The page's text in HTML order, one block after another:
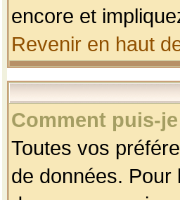
encore et
Revenir en haut
Comment puis-
Toutes vos
de données.